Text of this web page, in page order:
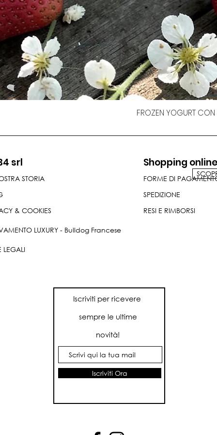
FROZEN YOGURT CON
srl
& COOKIES
STORIA
Shopping online
RESI E RIMBORSI
FORME DI
SPEDIZIONE
LUXURY - Bulldog Francese
LEGALI
Iscriviti per ricevere
sempre le ultime
novità!
Iscriviti Ora